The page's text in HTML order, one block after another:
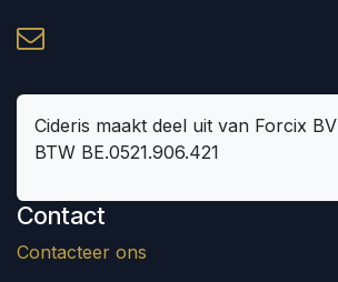
Cideris maakt deel uit van Forcix BV
BTW BE.0521.906.421
Contact
Contacteer ons